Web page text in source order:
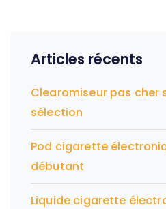
Articles récents
Clearomiseur pas cher
sélection
Pod cigarette
débutant
Liquide cigarette